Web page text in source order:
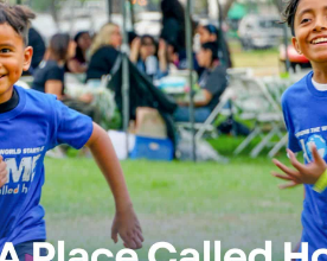
y, lo que es más importante,
más información sobre cada
para ver nuestra sección
a los integrantes de
sus reflexiones: